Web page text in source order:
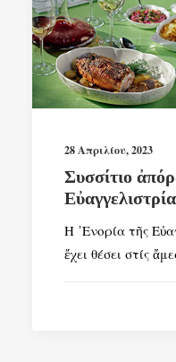
28 Απριλίου, 2023
Συσσίτιο
Η ᾿Ενορία τῆς
ἔχει θέσει στίς